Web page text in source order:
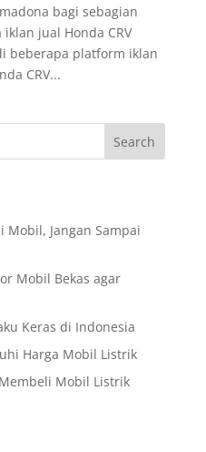
bagi sebagian
jual Honda CRV
beberapa platform iklan
CRV...
Search
Mobil, Jangan Sampai
Mobil Bekas agar
Keras di Indonesia
Harga Mobil Listrik
Mobil Listrik